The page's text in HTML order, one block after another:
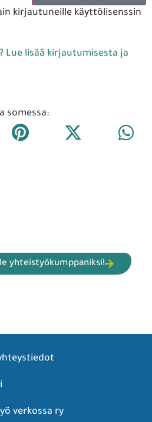
kirjautuneille käyttölisenssin
Lue lisää kirjautumisesta ja
somessa:
yhteistyökumppaniksi!
verkossa ry